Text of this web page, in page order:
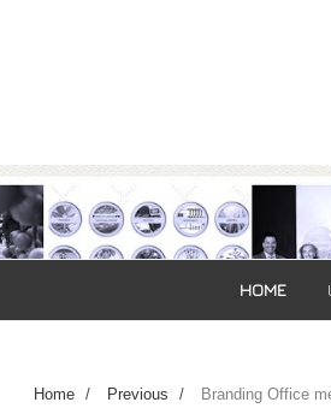
HOME
Home / Previous / Branding Office